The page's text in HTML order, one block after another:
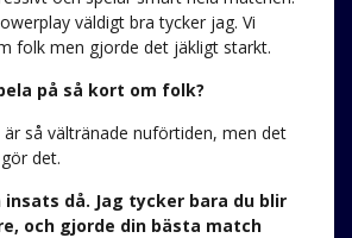
väldigt bra tycker jag. Vi
folk men gjorde det jäkligt starkt.
på så kort om folk?
så vältränade nuförtiden, men det
det.
då. Jag tycker bara du blir
och gjorde din bästa match